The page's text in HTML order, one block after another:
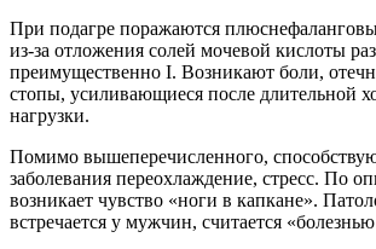
При подагре поражаются
из-за отложения солей мочевой кислоты
преимущественно I. Возникают боли,
стопы, усиливающиеся после длительной
нагрузки.
Помимо вышеперечисленного,
заболевания переохлаждение, стресс. По
возникает чувство «ноги в капкане».
встречается у мужчин, считается